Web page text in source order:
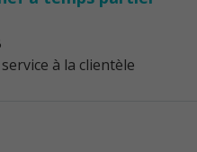
à la clientèle